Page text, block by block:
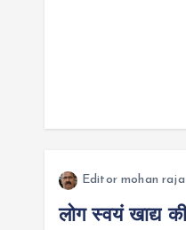
Editor mohan raja
लोग स्वयं खाद्य